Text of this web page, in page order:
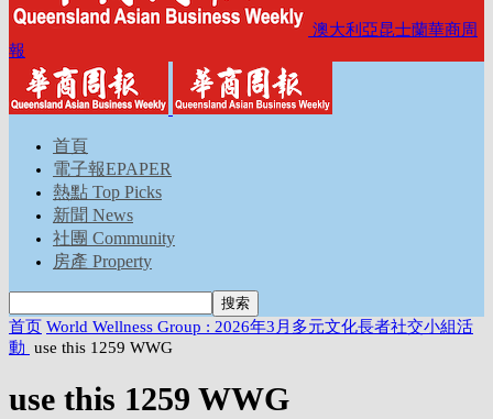
澳大利亞昆士蘭華商周
報
首頁
電子報EPAPER
熱點 Top Picks
新聞 News
社團 Community
房產 Property
首页 World Wellness Group : 2026年3月多元文化長者社交小組活
動 use this 1259 WWG
use this 1259 WWG